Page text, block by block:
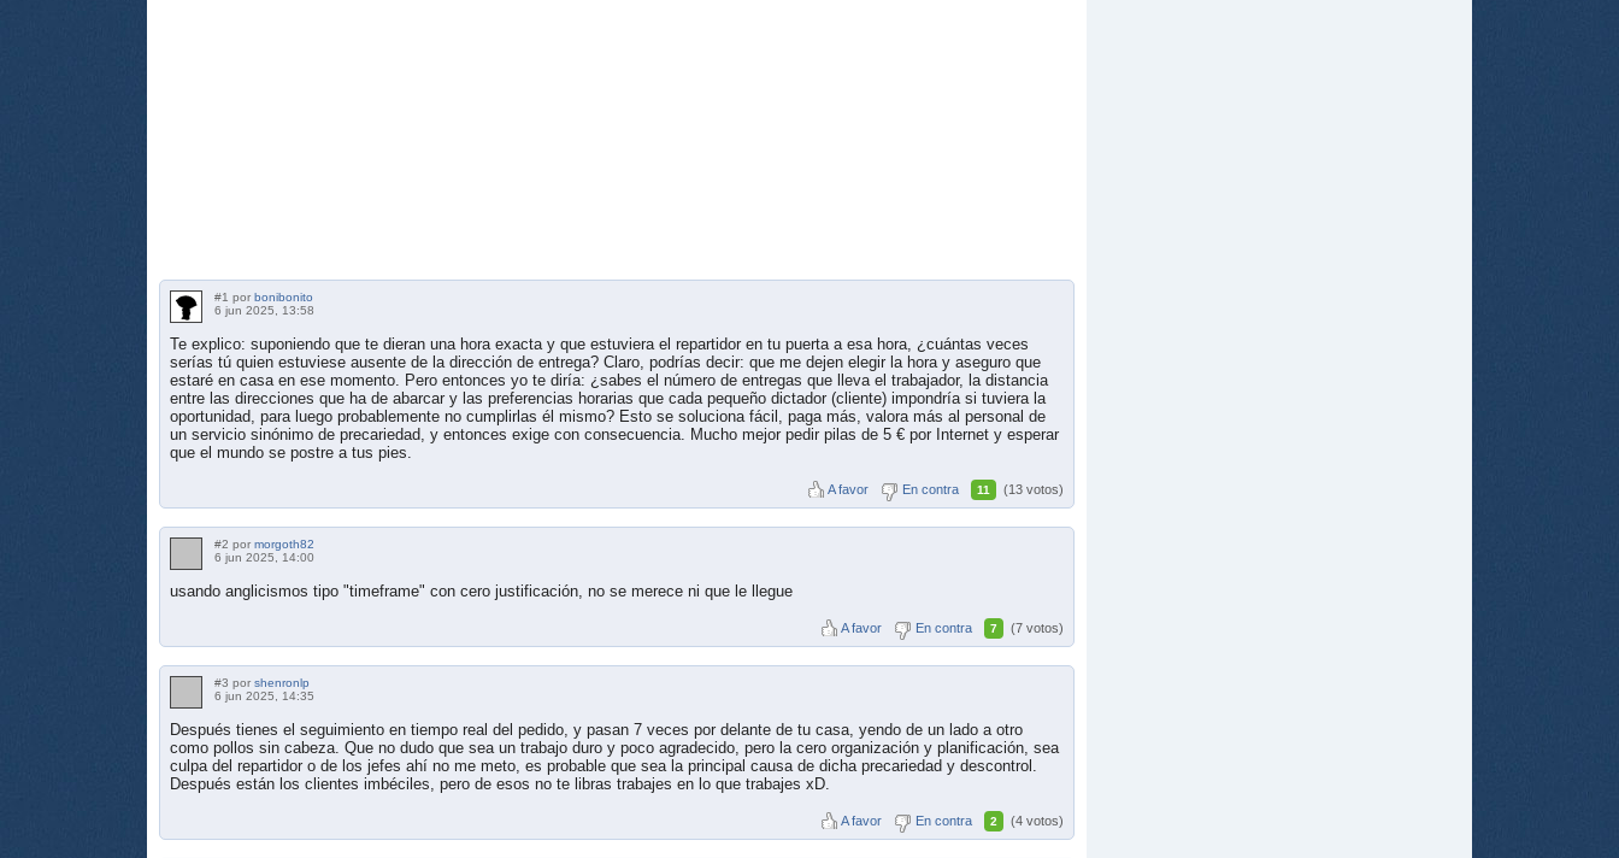
#1 por bonibonito
6 jun 2025, 13:58
Te explico: suponiendo que te dieran una hora exacta y que estuviera el repartidor en tu puerta a esa hora, ¿cuántas veces
serías tú quien estuviese ausente de la dirección de entrega? Claro, podrías decir: que me dejen elegir la hora y aseguro que
estaré en casa en ese momento. Pero entonces yo te diría: ¿sabes el número de entregas que lleva el trabajador, la distancia
entre las direcciones que ha de abarcar y las preferencias horarias que cada pequeño dictador (cliente) impondría si tuviera la
oportunidad, para luego probablemente no cumplirlas él mismo? Esto se soluciona fácil, paga más, valora más al personal de
un servicio sinónimo de precariedad, y entonces exige con consecuencia. Mucho mejor pedir pilas de 5 € por Internet y esperar
que el mundo se postre a tus pies.
A favor En contra 11 (13 votos)
#2 por morgoth82
6 jun 2025, 14:00
usando anglicismos tipo "timeframe" con cero justificación, no se merece ni que le llegue
A favor En contra 7 (7 votos)
#3 por shenronlp
6 jun 2025, 14:35
Después tienes el seguimiento en tiempo real del pedido, y pasan 7 veces por delante de tu casa, yendo de un lado a otro
como pollos sin cabeza. Que no dudo que sea un trabajo duro y poco agradecido, pero la cero organización y planificación, sea
culpa del repartidor o de los jefes ahí no me meto, es probable que sea la principal causa de dicha precariedad y descontrol.
Después están los clientes imbéciles, pero de esos no te libras trabajes en lo que trabajes xD.
A favor En contra 2 (4 votos)